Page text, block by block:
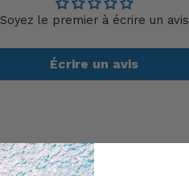
Soyez le premier à écrire un avis
Écrire un avis